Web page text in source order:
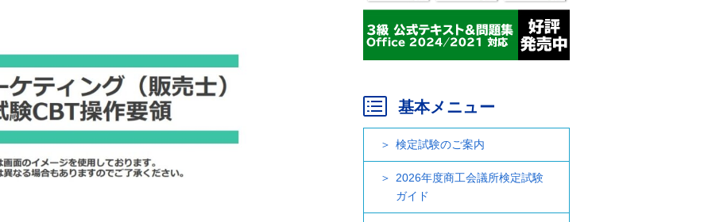
基本メニュー
検定試験のご案内
2026年度商工会議所検定試験
ガイド